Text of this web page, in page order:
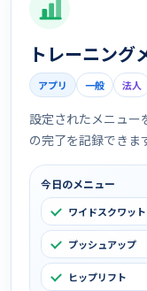
トレーニング
アプリ 一般 法人
設定されたメニュー
の完了を記録できま
今日のメニュー
ワイドスクワット
プッシュアップ
ヒップリフト